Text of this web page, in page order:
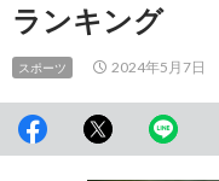
ランキング
スポーツ 2024年5月7日